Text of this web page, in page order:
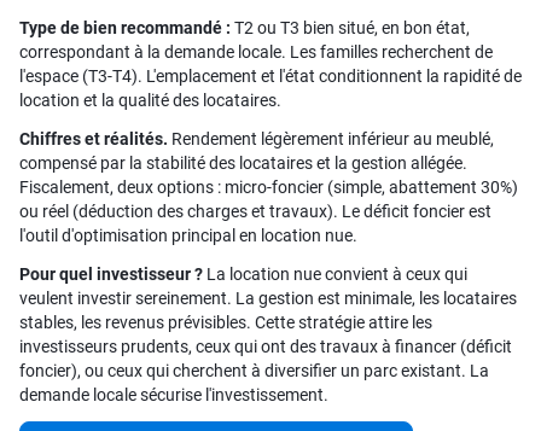
Type de bien recommandé : T2 ou T3 bien situé, en bon état,
correspondant à la demande locale. Les familles recherchent de
l'espace (T3-T4). L'emplacement et l'état conditionnent la rapidité de
location et la qualité des locataires.
Chiffres et réalités. Rendement légèrement inférieur au meublé,
compensé par la stabilité des locataires et la gestion allégée.
Fiscalement, deux options : micro-foncier (simple, abattement 30%)
ou réel (déduction des charges et travaux). Le déficit foncier est
l'outil d'optimisation principal en location nue.
Pour quel investisseur ? La location nue convient à ceux qui
veulent investir sereinement. La gestion est minimale, les locataires
stables, les revenus prévisibles. Cette stratégie attire les
investisseurs prudents, ceux qui ont des travaux à financer (déficit
foncier), ou ceux qui cherchent à diversifier un parc existant. La
demande locale sécurise l'investissement.